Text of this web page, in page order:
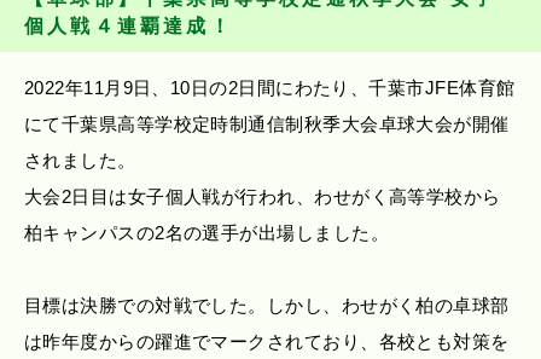
個人戦４連覇達成！
2022年11月9日、10日の2日間にわたり、千葉市JFE体育館
にて千葉県高等学校定時制通信制秋季大会卓球大会が開催
されました。
大会2日目は女子個人戦が行われ、わせがく高等学校から
柏キャンパスの2名の選手が出場しました。
目標は決勝での対戦でした。しかし、わせがく柏の卓球部
は昨年度からの躍進でマークされており、各校とも対策を